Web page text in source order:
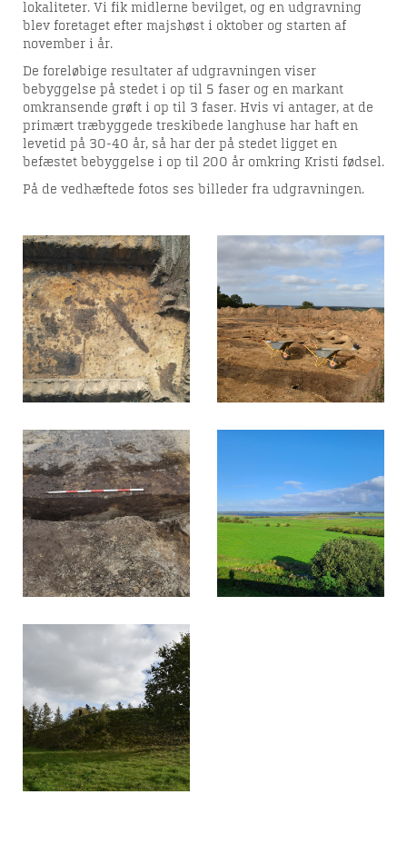
Arkæologi
lokaliteter. Vi fik midlerne bevilget, og en udgravning
blev foretaget efter majshøst i oktober og starten af
november i år.
De foreløbige resultater af udgravningen viser
bebyggelse på stedet i op til 5 faser og en markant
omkransende grøft i op til 3 faser. Hvis vi antager, at de
primært træbyggede treskibede langhuse har haft en
levetid på 30-40 år, så har der på stedet ligget en
befæstet bebyggelse i op til 200 år omkring Kristi fødsel.
På de vedhæftede fotos ses billeder fra udgravningen.